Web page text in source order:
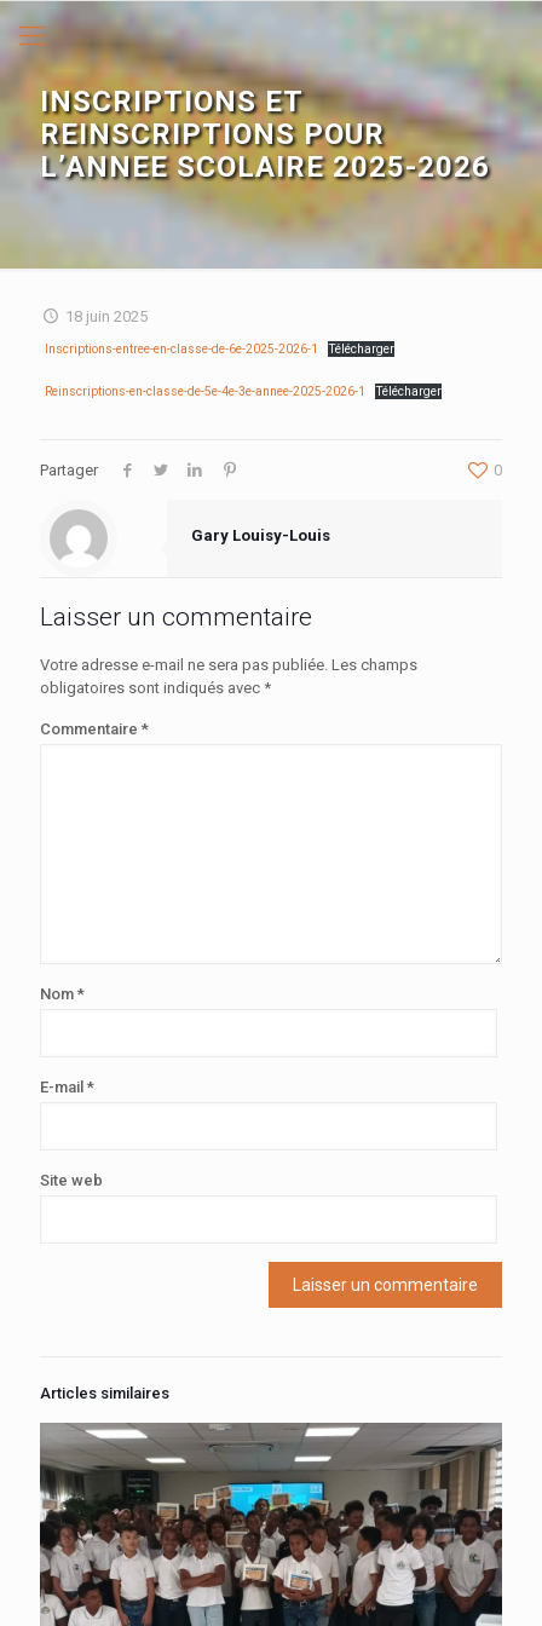
INSCRIPTIONS ET
REINSCRIPTIONS POUR
L’ANNEE SCOLAIRE 2025-2026
18 juin 2025
Inscriptions-entree-en-classe-de-6e-2025-2026-1 Télécharger
Reinscriptions-en-classe-de-5e-4e-3e-annee-2025-2026-1 Télécharger
Partager 0
Gary Louisy-Louis
Laisser un commentaire
Votre adresse e-mail ne sera pas publiée. Les champs
obligatoires sont indiqués avec *
Commentaire *
Nom *
E-mail *
Site web
Articles similaires